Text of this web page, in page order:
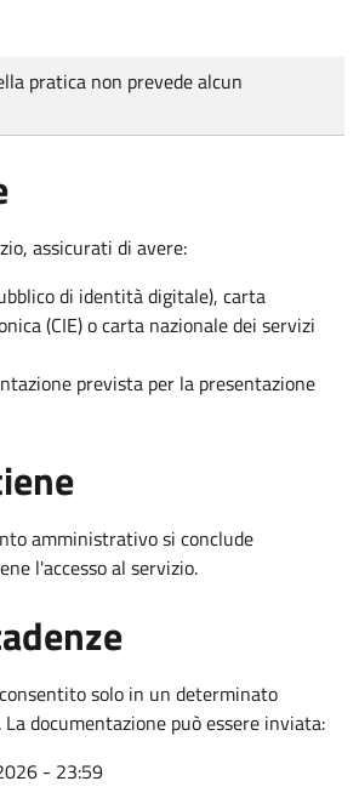
pratica non prevede alcun
assicurati di avere:
di identità digitale), carta
(CIE) o carta nazionale dei servizi
prevista per la presentazione
amministrativo si conclude
l'accesso al servizio.
solo in un determinato
documentazione può essere inviata:
- 23:59